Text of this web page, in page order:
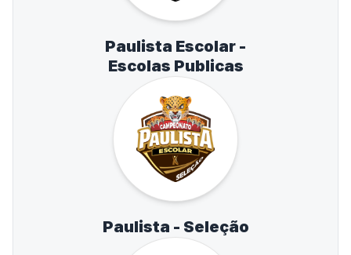
Paulista Escolar -
Escolas Publicas
Paulista - Seleção